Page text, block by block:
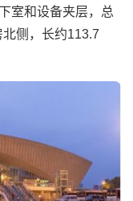
室和设备夹层，总
侧，长约113.7